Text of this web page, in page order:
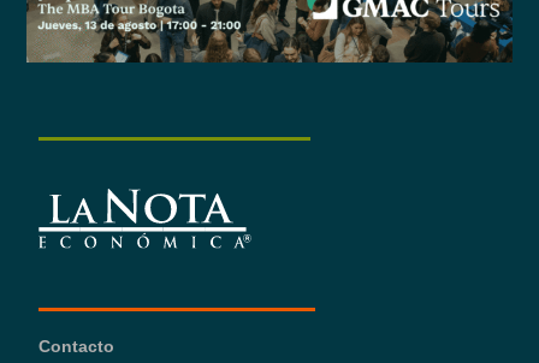
Contacto